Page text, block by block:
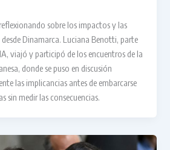
sobre los impactos y las
desde Dinamarca. Luciana Benotti, parte
viajó y participó de los encuentros de la
donde se puso en discusión
las implicancias antes de embarcarse
sin medir las consecuencias.